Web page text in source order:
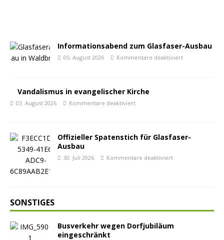
Informationsabend zum Glasfaser-Ausbau
05. August 2026 Kommentare deaktiviert
Vandalismus in evangelischer Kirche
03. August 2026 Kommentare deaktiviert
Offizieller Spatenstich für Glasfaser-
Ausbau
30. Juli 2026 Kommentare deaktiviert
SONSTIGES
Busverkehr wegen Dorfjubiläum
eingeschränkt